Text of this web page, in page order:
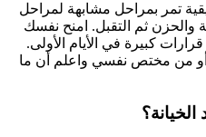
تمر بمراحل مشابهة لمراحل
والحزن ثم التقبل. امنح نفسك
كبيرة في الأيام الأولى.
من مختص نفسي واعلم أن ما